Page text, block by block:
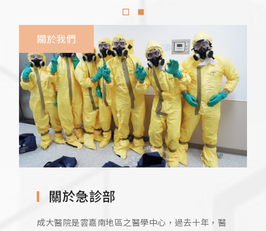
組織架構
大事記
相關規章
關於我們
關於急診部
成大醫院是雲嘉南地區之醫學中心，過去十年，醫